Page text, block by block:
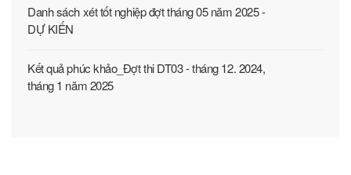
Danh sách xét tốt nghiệp đợt tháng 05 năm 2025 -
DỰ KIẾN
Kết quả phúc khảo_Đợt thi DT03 - tháng 12. 2024,
tháng 1 năm 2025